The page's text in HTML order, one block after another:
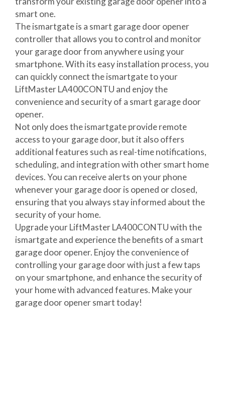
smart one.
The ismartgate is a smart garage door opener
controller that allows you to control and monitor
your garage door from anywhere using your
smartphone. With its easy installation process, you
can quickly connect the ismartgate to your
LiftMaster LA400CONTU and enjoy the
convenience and security of a smart garage door
opener.
Not only does the ismartgate provide remote
access to your garage door, but it also offers
additional features such as real-time notifications,
scheduling, and integration with other smart home
devices. You can receive alerts on your phone
whenever your garage door is opened or closed,
ensuring that you always stay informed about the
security of your home.
Upgrade your LiftMaster LA400CONTU with the
ismartgate and experience the benefits of a smart
garage door opener. Enjoy the convenience of
controlling your garage door with just a few taps
on your smartphone, and enhance the security of
your home with advanced features. Make your
garage door opener smart today!